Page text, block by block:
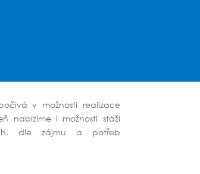
v možnosti realizace
nabízíme i možnosti stáží
dle zájmu a potřeb